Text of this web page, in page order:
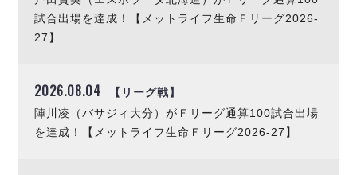
名古屋オーシャンズ
シュライカー大阪
バサジィ大分
選手の通算記録（Ｆ２）
FOLLOW US!
試合出場を達成！【メットライフ生命Ｆリーグ2026-
27】
2026.08.04 【リーグ戦】
陣川凌（バサジィ大分）がＦリーグ通算100試合出場
を達成！【メットライフ生命Ｆリーグ2026-27】